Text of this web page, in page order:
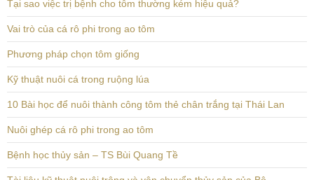
Tại sao việc trị bệnh cho tôm thường kém hiệu quả?
Vai trò của cá rô phi trong ao tôm
Phương pháp chọn tôm giống
Kỹ thuật nuôi cá trong ruộng lúa
10 Bài học để nuôi thành công tôm thẻ chân trắng tại Thái Lan
Nuôi ghép cá rô phi trong ao tôm
Bệnh học thủy sản – TS Bùi Quang Tề